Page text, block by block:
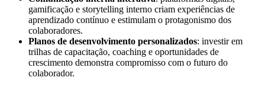
gamificação e storytelling interno criam experiências de
aprendizado contínuo e estimulam o protagonismo dos
colaboradores.
Planos de desenvolvimento personalizados: investir em
trilhas de capacitação, coaching e oportunidades de
crescimento demonstra compromisso com o futuro do
colaborador.